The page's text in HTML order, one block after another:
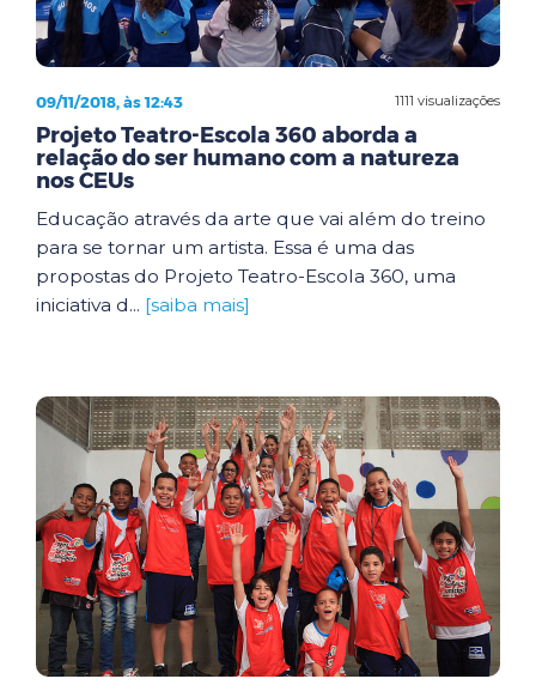
1111 visualizações
09/11/2018, às 12:43
Projeto Teatro-Escola 360 aborda a
relação do ser humano com a natureza
nos CEUs
Educação através da arte que vai além do treino
para se tornar um artista. Essa é uma das
propostas do Projeto Teatro-Escola 360, uma
iniciativa d... [saiba mais]